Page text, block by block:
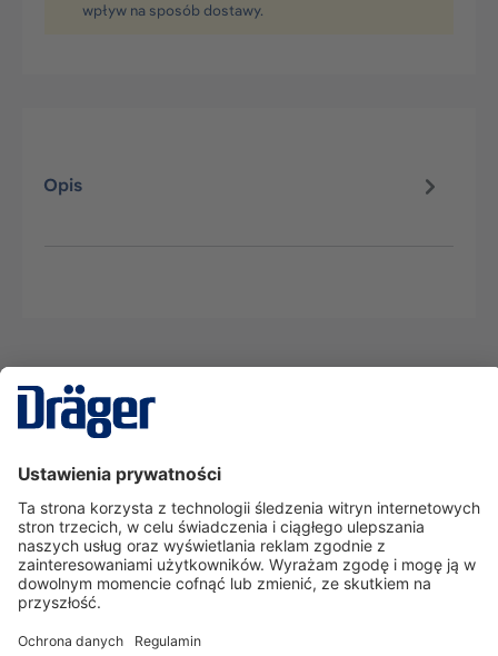
wpływ na sposób dostawy.
Opis
Serwisowa linia hotline
O nas
Korzystanie ze sklepu